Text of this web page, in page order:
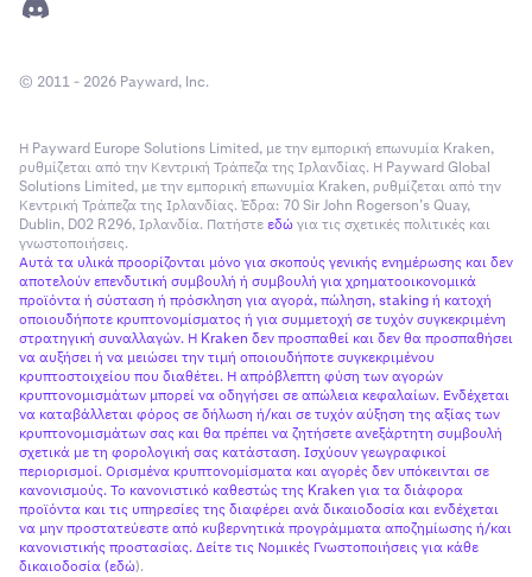
© 2011 - 2026 Payward, Inc.
Η Payward Europe Solutions Limited, με την εμπορική επωνυμία Kraken,
ρυθμίζεται από την Κεντρική Τράπεζα της Ιρλανδίας. Η Payward Global
Solutions Limited, με την εμπορική επωνυμία Kraken, ρυθμίζεται από την
Κεντρική Τράπεζα της Ιρλανδίας. Έδρα: 70 Sir John Rogerson’s Quay,
Dublin, D02 R296, Ιρλανδία. Πατήστεεδώγια τις σχετικές πολιτικές και
γνωστοποιήσεις.
Αυτά τα υλικά προορίζονται μόνο για σκοπούς γενικής ενημέρωσης και δεν
αποτελούν επενδυτική συμβουλή ή συμβουλή για χρηματοοικονομικά
προϊόντα ή σύσταση ή πρόσκληση για αγορά, πώληση, staking ή κατοχή
οποιουδήποτε κρυπτονομίσματος ή για συμμετοχή σε τυχόν συγκεκριμένη
στρατηγική συναλλαγών. Η Kraken δεν προσπαθεί και δεν θα προσπαθήσει
να αυξήσει ή να μειώσει την τιμή οποιουδήποτε συγκεκριμένου
κρυπτοστοιχείου που διαθέτει. Η απρόβλεπτη φύση των αγορών
κρυπτονομισμάτων μπορεί να οδηγήσει σε απώλεια κεφαλαίων. Ενδέχεται
να καταβάλλεται φόρος σε δήλωση ή/και σε τυχόν αύξηση της αξίας των
κρυπτονομισμάτων σας και θα πρέπει να ζητήσετε ανεξάρτητη συμβουλή
σχετικά με τη φορολογική σας κατάσταση. Ισχύουν γεωγραφικοί
περιορισμοί. Ορισμένα κρυπτονομίσματα και αγορές δεν υπόκεινται σε
κανονισμούς. Το κανονιστικό καθεστώς της Kraken για τα διάφορα
προϊόντα και τις υπηρεσίες της διαφέρει ανά δικαιοδοσία και ενδέχεται
να μην προστατεύεστε από κυβερνητικά προγράμματα αποζημίωσης ή/και
κανονιστικής προστασίας. Δείτε τις Νομικές Γνωστοποιήσεις για κάθε
δικαιοδοσία (εδώ).